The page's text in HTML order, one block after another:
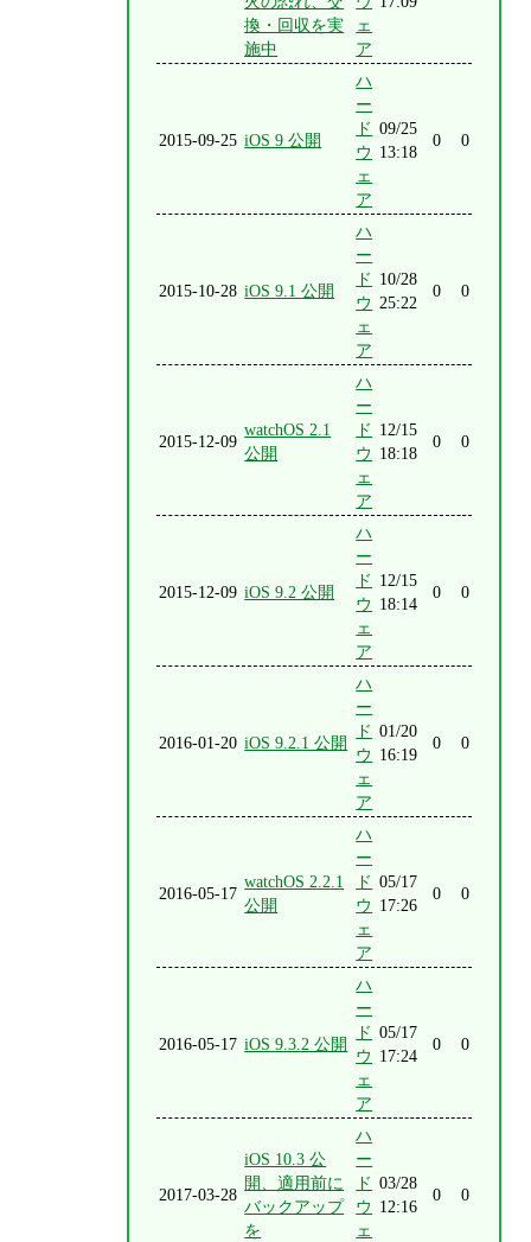
換・回収を実
施中
ェ
ア
2015-09-25 iOS 9 公開
ハ
ー
ド
ウ
ェ
ア
09/25
13:18
0 0
2015-10-28 iOS 9.1 公開
ハ
ー
ド
ウ
ェ
ア
10/28
25:22
0 0
2015-12-09
watchOS 2.1
公開
ハ
ー
ド
ウ
ェ
ア
12/15
18:18
0 0
2015-12-09 iOS 9.2 公開
ハ
ー
ド
ウ
ェ
ア
12/15
18:14
0 0
2016-01-20 iOS 9.2.1 公開
ハ
ー
ド
ウ
ェ
ア
01/20
16:19
0 0
2016-05-17
watchOS 2.2.1
公開
ハ
ー
ド
ウ
ェ
ア
05/17
17:26
0 0
2016-05-17 iOS 9.3.2 公開
ハ
ー
ド
ウ
ェ
ア
05/17
17:24
0 0
2017-03-28
iOS 10.3 公
開、適用前に
バックアップ
を
ハ
ー
ド
ウ
ェ
03/28
12:16
0 0